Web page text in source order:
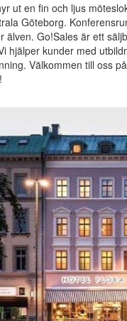
ut en fin och ljus
Göteborg.
älven. Go!Sales är ett
hjälper kunder med
Välkommen till oss